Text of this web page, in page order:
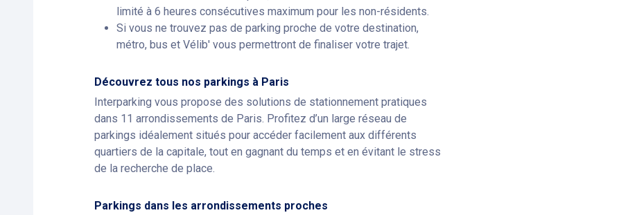
limité à 6 heures consécutives maximum pour les non-résidents.
Si vous ne trouvez pas de parking proche de votre destination,
métro, bus et Vélib' vous permettront de finaliser votre trajet.
Découvrez tous nos parkings à Paris
Interparking vous propose des solutions de stationnement pratiques
dans 11 arrondissements de Paris. Profitez d’un large réseau de
parkings idéalement situés pour accéder facilement aux différents
quartiers de la capitale, tout en gagnant du temps et en évitant le stress
de la recherche de place.
Parkings dans les arrondissements proches